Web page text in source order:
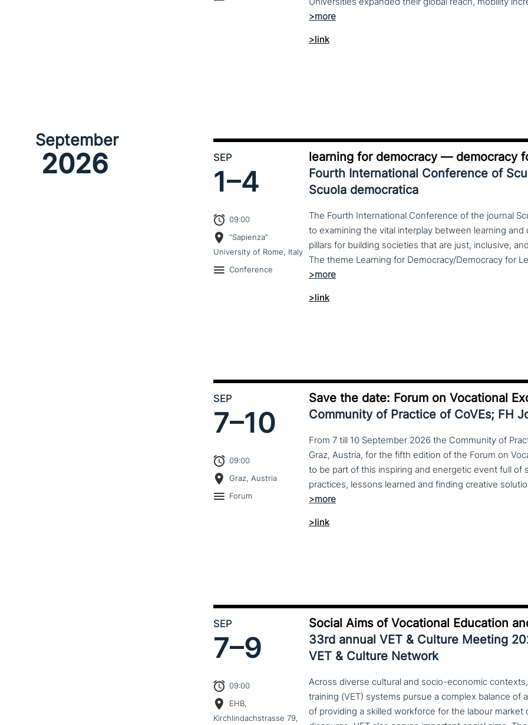
>link
September
2026 SEP
1–4
09:00
“Sapienza”
University of Rome, Italy
Conference
learning for democracy — democracy
Fourth International Conference of
Scuola democratica
The Fourth International Conference of the journal
to examining the vital interplay between learning
pillars for building societies that are just, inclusive,
>link
SEP
7–10
09:00
Graz, Austria
Forum
Save the date: Forum on Vocational
Community of Practice of CoVEs; FH
From 7 till 10 September 2026 the Community of
Graz, Austria, for the fifth edition of the Forum on
to be part of this inspiring and energetic event full of
>link
SEP
7–9
09:00
EHB,
Kirchlindachstrasse 79,
Social Aims of Vocational Education
33rd annual VET & Culture Meeting
VET & Culture Network
Across diverse cultural and socio-economic
training (VET) systems pursue a complex balance of
of providing a skilled workforce for the labour market